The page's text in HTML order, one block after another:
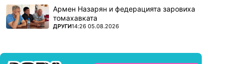
Армен Назарян и федерацията заровиха
томахавката
ПОВЕЧЕ ОТ
ДРУГИ14:26 05.08.2026